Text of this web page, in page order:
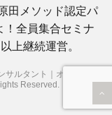
田メソッド認定パ
！全員集合セミナ
上継続運営。
ルタント｜オフィスゼ
Reserved.